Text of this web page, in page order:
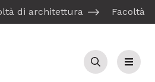
di architettura Facoltà
Cerca Menu